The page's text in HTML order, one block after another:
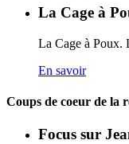
La Cage à
La Cage à
En savoir
Coups de coeur de la
Focus sur